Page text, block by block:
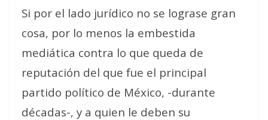
Si por el lado jurídico no se lograse gran
cosa, por lo menos la embestida
mediática contra lo que queda de
reputación del que fue el principal
partido político de México, -durante
décadas-, y a quien le deben su